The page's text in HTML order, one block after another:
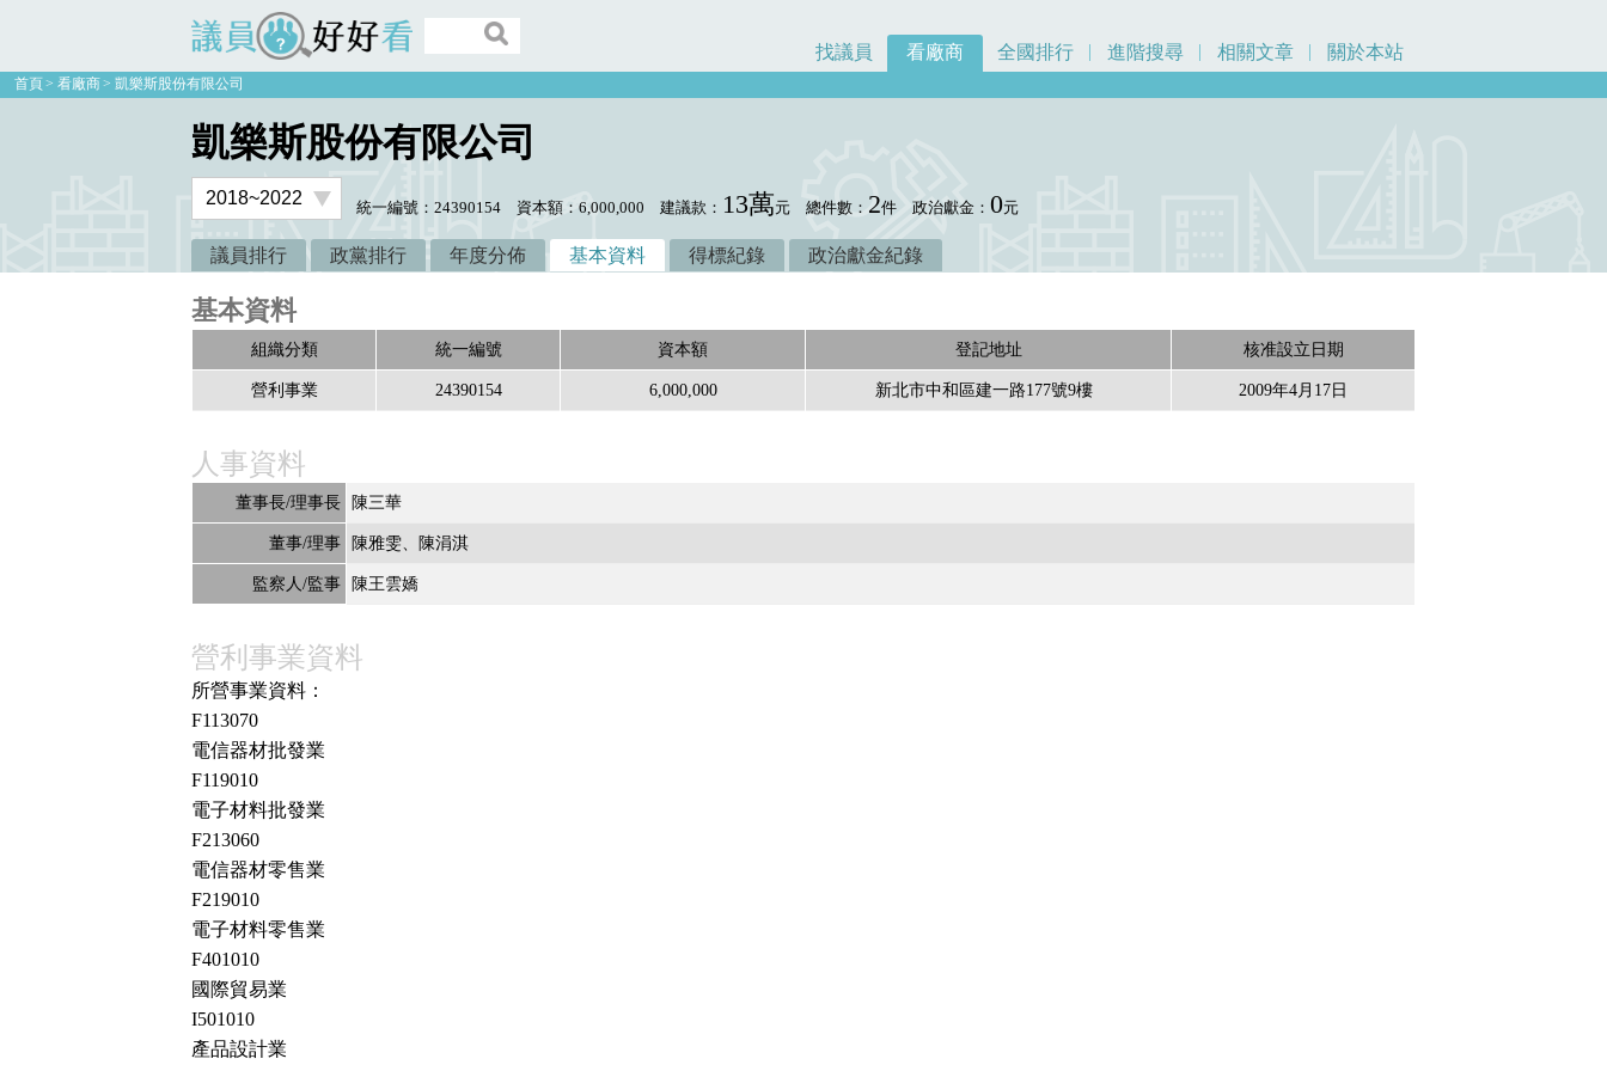
議員好好看
找議員 看廠商 全國排行 進階搜尋 相關文章 關於本站
首頁 看廠商 凱樂斯股份有限公司
凱樂斯股份有限公司
統一編號：24390154 資本額：6,000,000 建議款： 13萬元 總件數： 2件 政治獻金：0元
議員排行 政黨排行 年度分佈 基本資料 得標紀錄 政治獻金紀錄
基本資料
組織分類 統一編號 資本額 登記地址 核准設立日期
營利事業 24390154 6,000,000 新北市中和區建一路177號9樓 2009年4月17日
人事資料
董事長/理事長 陳三華
董事/理事 陳雅雯 陳涓淇
監察人/監事 陳王雲嬌
營利事業資料
所營事業資料：
F113070
電信器材批發業
F119010
電子材料批發業
F213060
電信器材零售業
F219010
電子材料零售業
F401010
國際貿易業
I501010
產品設計業